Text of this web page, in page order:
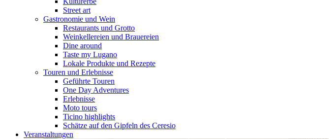
Street art
Gastronomie und Wein
Restaurants und Grotto
Weinkellereien und Brauereien
Dine around
Taste my Lugano
Lokale Produkte und Rezepte
Touren und Erlebnisse
Geführte Touren
One Day Adventures
Erlebnisse
Moto tours
Ticino highlights
Schätze auf den Gipfeln des Ceresio
Veranstaltungen